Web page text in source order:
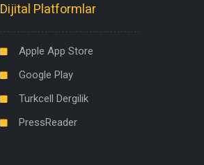
Dijital Platformlar
Apple App Store
Google Play
Turkcell Dergilik
PressReader